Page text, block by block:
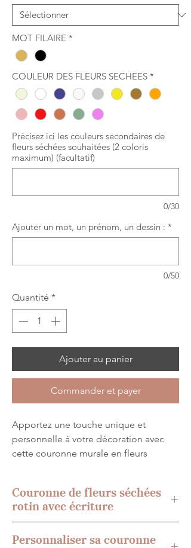
MOT FILAIRE *
COULEUR DES FLEURS SECHEES *
Précisez ici les couleurs secondaires de
fleurs séchées souhaitées (2 coloris
maximum) (facultatif)
0/30
Ajouter un mot, un prénom, un dessin : *
0/50
Quantité *
Ajouter au panier
Commander et payer
Apportez une touche unique et
personnelle à votre décoration avec
cette couronne murale en fleurs
de votre choix.
Une création artisanale délicate,
pensée pour sublimer votre intérieur
Couronne de fleurs séchées
rotin avec écriture
personnalisée avec dessin ou mot en
Personnaliser sa couronne